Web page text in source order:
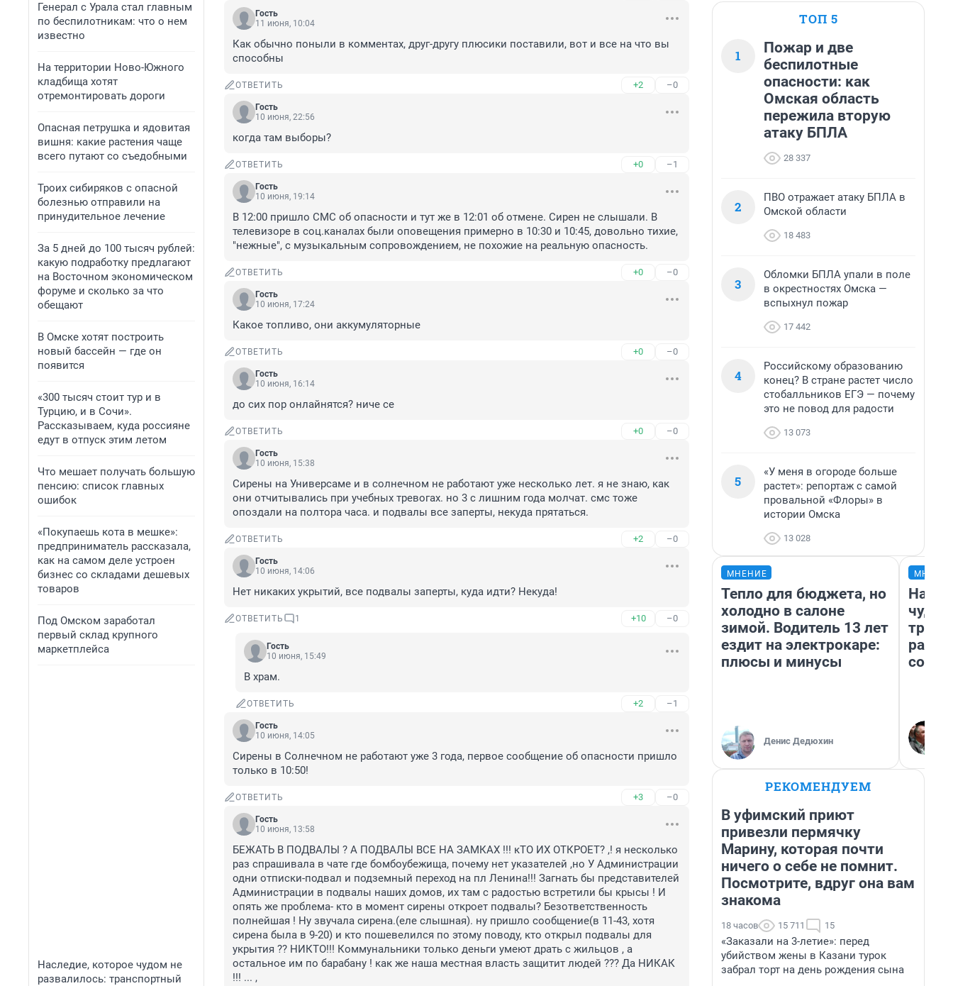
Генерал с Урала стал главным
по беспилотникам: что о нем
известно
На территории Ново-Южного
кладбища хотят
отремонтировать дороги
Опасная петрушка и ядовитая
вишня: какие растения чаще
всего путают со съедобными
Троих сибиряков с опасной
болезнью отправили на
принудительное лечение
За 5 дней до 100 тысяч рублей:
какую подработку предлагают
на Восточном экономическом
форуме и сколько за что
обещают
В Омске хотят построить
новый бассейн — где он
появится
«300 тысяч стоит тур и в
Турцию, и в Сочи».
Рассказываем, куда россияне
едут в отпуск этим летом
Что мешает получать большую
пенсию: список главных
ошибок
«Покупаешь кота в мешке»:
предприниматель рассказала,
как на самом деле устроен
бизнес со складами дешевых
товаров
Под Омском заработал
первый склад крупного
маркетплейса
Наследие, которое чудом не
развалилось: транспортный
Гость
11 июня, 10:04
Как обычно поныли в комментах, друг-другу плюсики поставили, вот и все на что вы
способны
ОТВЕТИТЬ +2 –0
Гость
10 июня, 22:56
когда там выборы?
ОТВЕТИТЬ +0 –1
Гость
10 июня, 19:14
В 12:00 пришло СМС об опасности и тут же в 12:01 об отмене. Сирен не слышали. В
телевизоре в соц.каналах были оповещения примерно в 10:30 и 10:45, довольно тихие,
"нежные", с музыкальным сопровождением, не похожие на реальную опасность.
ОТВЕТИТЬ +0 –0
Гость
10 июня, 17:24
Какое топливо, они аккумуляторные
ОТВЕТИТЬ +0 –0
Гость
10 июня, 16:14
до сих пор онлайнятся? ниче се
ОТВЕТИТЬ +0 –0
Гость
10 июня, 15:38
Сирены на Универсаме и в солнечном не работают уже несколько лет. я не знаю, как
они отчитывались при учебных тревогах. но 3 с лишним года молчат. смс тоже
опоздали на полтора часа. и подвалы все заперты, некуда прятаться.
ОТВЕТИТЬ +2 –0
Гость
10 июня, 14:06
Нет никаких укрытий, все подвалы заперты, куда идти? Некуда!
ОТВЕТИТЬ 1 +10 –0
Гость
10 июня, 15:49
В храм.
ОТВЕТИТЬ +2 –1
Гость
10 июня, 14:05
Сирены в Солнечном не работают уже 3 года, первое сообщение об опасности пришло
только в 10:50!
ОТВЕТИТЬ +3 –0
Гость
10 июня, 13:58
БЕЖАТЬ В ПОДВАЛЫ ? А ПОДВАЛЫ ВСЕ НА ЗАМКАХ !!! кТО ИХ ОТКРОЕТ? ,! я несколько
раз спрашивала в чате где бомбоубежища, почему нет указателей ,но У Администрации
одни отписки-подвал и подземный переход на пл Ленина!!! Загнать бы представителей
Администрации в подвалы наших домов, их там с радостью встретили бы крысы ! И
опять же проблема- кто в момент сирены откроет подвалы? Безответственность
полнейшая ! Ну звучала сирена.(еле слышная). ну пришло сообщение(в 11-43, хотя
сирена была в 9-20) и кто пошевелился по этому поводу, кто открыл подвалы для
укрытия ?? НИКТО!!! Коммунальники только деньги умеют драть с жильцов , а
остальное им по барабану ! как же наша местная власть защитит людей ??? Да НИКАК
!!! ... ,
ТОП 5
1
Пожар и две
беспилотные
опасности: как
Омская область
пережила вторую
атаку БПЛА
28 337
2
ПВО отражает атаку БПЛА в
Омской области
18 483
3
Обломки БПЛА упали в поле
в окрестностях Омска —
вспыхнул пожар
17 442
4
Российскому образованию
конец? В стране растет число
стобалльников ЕГЭ — почему
это не повод для радости
13 073
5
«У меня в огороде больше
растет»: репортаж с самой
провальной «Флоры» в
истории Омска
13 028
МНЕНИЕ
Тепло для бюджета, но
холодно в салоне
зимой. Водитель 13 лет
ездит на электрокаре:
плюсы и минусы
Денис Дедюхин
РЕКОМЕНДУЕМ
В уфимский приют
привезли пермячку
Марину, которая почти
ничего о себе не помнит.
Посмотрите, вдруг она вам
знакома
18 часов 15 711 15
«Заказали на 3-летие»: перед
убийством жены в Казани турок
забрал торт на день рождения сына